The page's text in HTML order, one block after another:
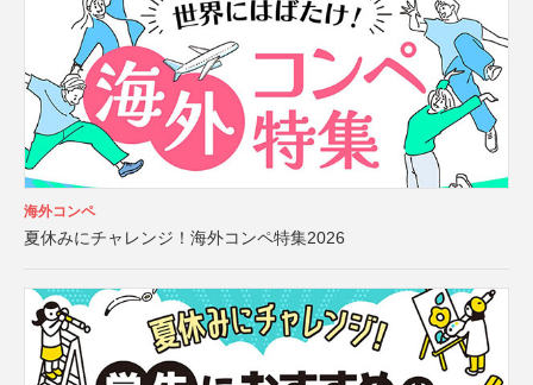
海外コンペ
夏休みにチャレンジ！海外コンペ特集2026